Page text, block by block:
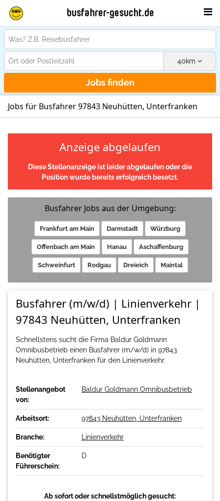
busfahrer-gesucht.de
40km
Jobs finden
Jobs für Busfahrer 97843 Neuhütten, Unterfranken
Anzeige abgelaufen
Diese Stellenanzeige ist leider abgelaufen oder die
Position wurde bereits erfolgreich besetzt.
Busfahrer Jobs aus der Umgebung:
Frankfurt am Main Darmstadt Würzburg
Offenbach am Main Hanau Aschaffenburg
Schweinfurt Rodgau Dreieich Maintal
Busfahrer (m/w/d) | Linienverkehr |
97843 Neuhütten, Unterfranken
Schnellstens sucht die Firma Baldur Goldmann
Omnibusbetrieb einen Busfahrer (m/w/d) in 97843
Neuhütten, Unterfranken für den Linienverkehr.
Stellenangebot
von:
Baldur Goldmann Omnibusbetrieb
Arbeitsort: 97843 Neuhütten, Unterfranken
Branche: Linienverkehr
Benötigter
Führerschein:
D
Ab sofort oder schnellstmöglich gesucht: